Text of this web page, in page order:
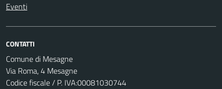
Eventi
CONTATTI
Comune di Mesagne
Via Roma, 4 Mesagne
Codice fiscale / P. IVA:00081030744